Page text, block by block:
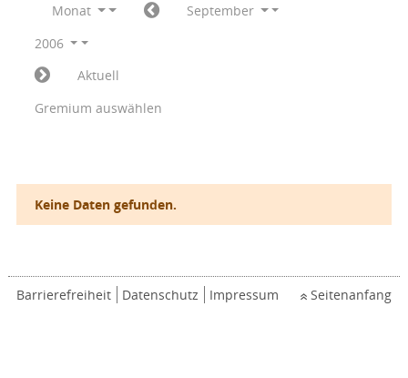
Monat
September
2006
Aktuell
Gremium auswählen
Keine Daten gefunden.
Barrierefreiheit Datenschutz Impressum Seitenanfang